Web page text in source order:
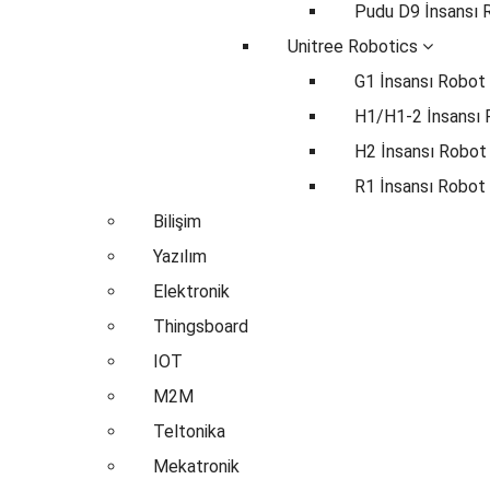
Pudu D9 İnsansı
Unitree Robotics
G1 İnsansı Robot
H1/H1-2 İnsansı
H2 İnsansı Robot
R1 İnsansı Robot
Bilişim
Yazılım
Elektronik
Thingsboard
IOT
M2M
Teltonika
Mekatronik